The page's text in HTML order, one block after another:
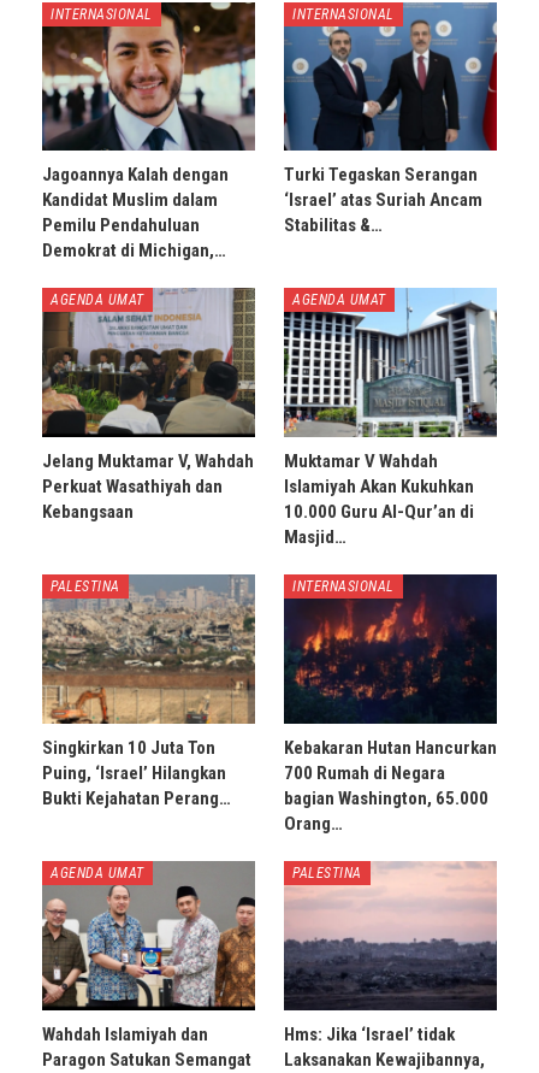
INTERNASIONAL
Jagoannya Kalah dengan
Kandidat Muslim dalam
Pemilu Pendahuluan
Demokrat di Michigan,…
INTERNASIONAL
Turki Tegaskan Serangan
‘Israel’ atas Suriah Ancam
Stabilitas &…
AGENDA UMAT
Jelang Muktamar V, Wahdah
Perkuat Wasathiyah dan
Kebangsaan
AGENDA UMAT
Muktamar V Wahdah
Islamiyah Akan Kukuhkan
10.000 Guru Al-Qur’an di
Masjid…
PALESTINA
Singkirkan 10 Juta Ton
Puing, ‘Israel’ Hilangkan
Bukti Kejahatan Perang…
INTERNASIONAL
Kebakaran Hutan Hancurkan
700 Rumah di Negara
bagian Washington, 65.000
Orang…
AGENDA UMAT
Wahdah Islamiyah dan
Paragon Satukan Semangat
PALESTINA
Hms: Jika ‘Israel’ tidak
Laksanakan Kewajibannya,